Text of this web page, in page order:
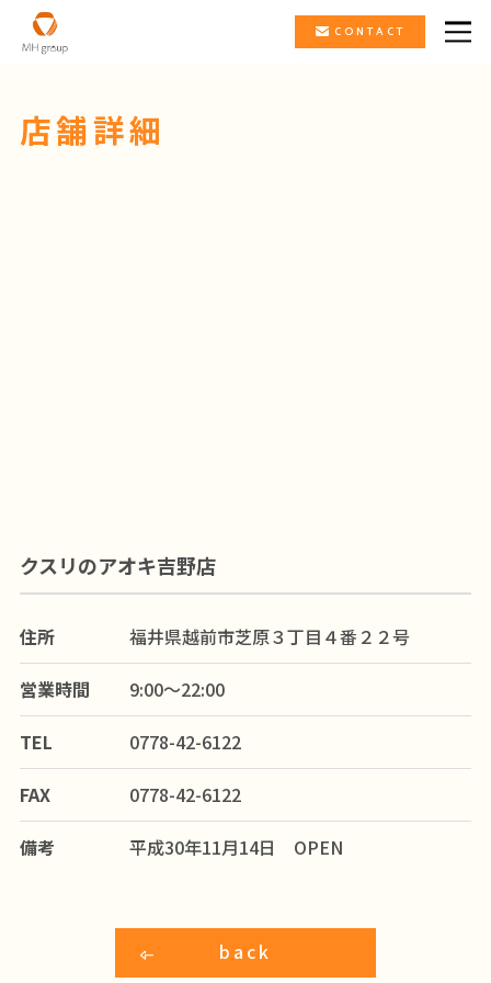
CONTACT
店舗詳細
クスリのアオキ吉野店
住所
福井県越前市芝原３丁目４番２２号
営業時間
9:00～22:00
TEL
0778-42-6122
FAX
0778-42-6122
備考
平成30年11月14日 OPEN
back